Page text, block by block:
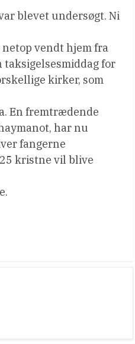
blevet undersøgt. Ni
vendt hjem fra
for
kirker, som
En fremtrædende
har nu
fangerne
kristne vil blive